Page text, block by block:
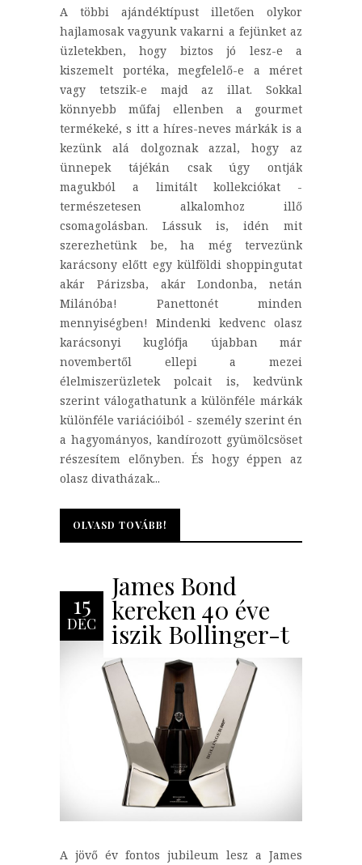
A többi ajándéktípust illetően olykor
hajlamosak vagyunk vakarni a fejünket az
üzletekben, hogy biztos jó lesz-e a
kiszemelt portéka, megfelelő-e a méret
vagy tetszik-e majd az illat. Sokkal
könnyebb műfaj ellenben a gourmet
termékeké, s itt a híres-neves márkák is a
kezünk alá dolgoznak azzal, hogy az
ünnepek tájékán csak úgy ontják
magukból a limitált kollekciókat -
természetesen alkalomhoz illő
csomagolásban. Lássuk is, idén mit
szerezhetünk be, ha még tervezünk
karácsony előtt egy külföldi shoppingutat
akár Párizsba, akár Londonba, netán
Milánóba! Panettonét minden
mennyiségben! Mindenki kedvenc olasz
karácsonyi kuglófja újabban már
novembertől ellepi a mezei
élelmiszerüzletek polcait is, kedvünk
szerint válogathatunk a különféle márkák
különféle variációiból - személy szerint én
a hagyományos, kandírozott gyümölcsöset
részesítem előnyben. És hogy éppen az
olasz divatházak...
OLVASD TOVÁBB!
OLVASD TOVÁBB!
15
DEC
James Bond
kereken 40 éve
iszik Bollinger-t
A jövő év fontos jubileum lesz a James